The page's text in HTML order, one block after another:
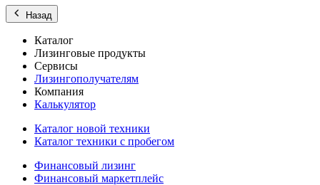
Назад
Каталог
Лизинговые продукты
Сервисы
Лизингополучателям
Компания
Калькулятор
Каталог новой техники
Каталог техники с пробегом
Финансовый лизинг
Финансовый маркетплейс